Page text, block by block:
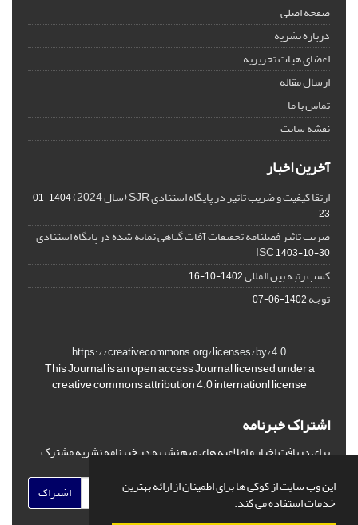
این وب سایت از کوکی ها برای اطمینان از ارائه بهترین
خدمات استفاده می کند.
صفحه اصلی
درباره نشریه
اعضای هیات تحریریه
ارسال مقاله
تماس با ما
نقشه سایت
آخرین اخبار
ارتقا کیفیت و ضریب تاثیر در پایگاه استنادی SJR (سال 2024)
1404-01-
23
ضریب تاثیر فصلنامه تحقیقات آفات گیاهی نمایه شده در پایگاه استنادی
ISC1403-10-30
کسب رتبه بین المللی1402-10-16
توجه1402-06-07
https://creativecommons.org/licenses/by/4.0
This Journal is an open access Journal licensed under a
creative commons attribution 4.0 internationl license
اشتراک خبرنامه
برای دریافت اخبار و اطلاعیه های مهم نشریه در خبرنامه نشریه مشترک
اشتراک